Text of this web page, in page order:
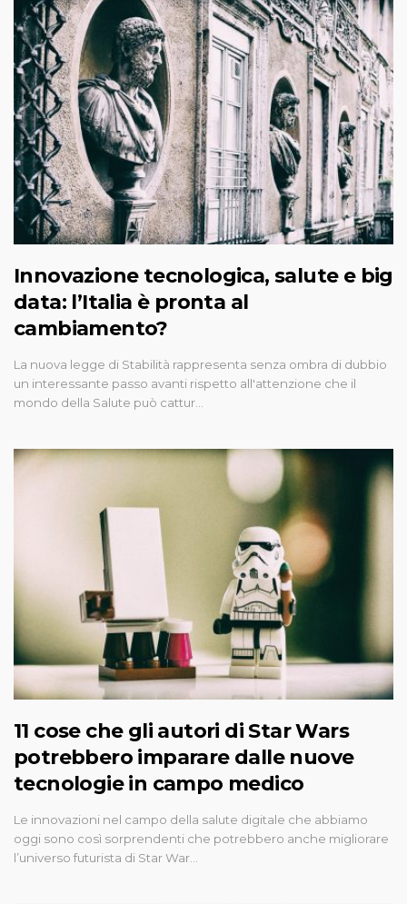
Innovazione tecnologica, salute e big
data: l’Italia è pronta al
cambiamento?
La nuova legge di Stabilità rappresenta senza ombra di dubbio
un interessante passo avanti rispetto all'attenzione che il
mondo della Salute può cattur…
11 cose che gli autori di Star Wars
potrebbero imparare dalle nuove
tecnologie in campo medico
Le innovazioni nel campo della salute digitale che abbiamo
oggi sono così sorprendenti che potrebbero anche migliorare
l’universo futurista di Star War…